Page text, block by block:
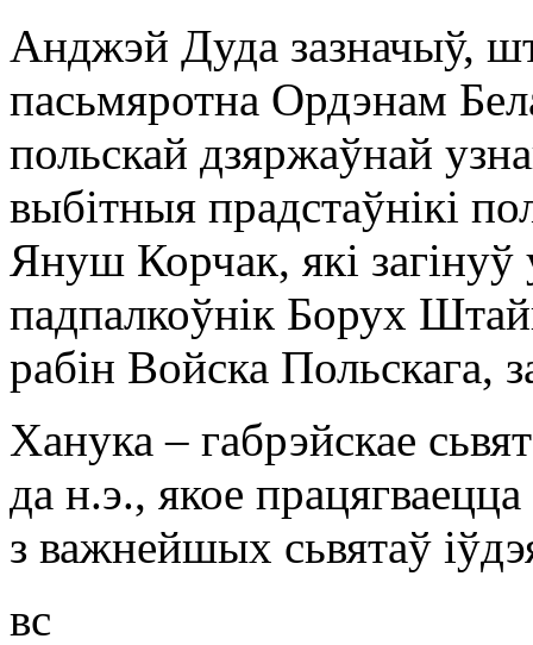
Анджэй Дуда зазначыў,
пасьмяротна Ордэнам
польскай дзяржаўнай
выбітныя прадстаўнікі
Януш Корчак, які загінуў
падпалкоўнік Борух
рабін Войска Польскага,
Ханука – габрэйскае
да н.э., якое
з важнейшых сьвятаў
вс